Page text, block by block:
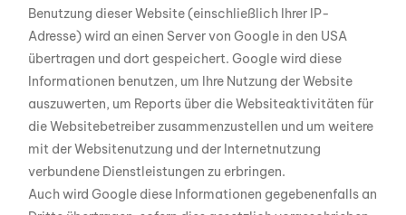
Benutzung dieser Website (einschließlich Ihrer IP-
Adresse) wird an einen Server von Google in den USA
übertragen und dort gespeichert. Google wird diese
Informationen benutzen, um Ihre Nutzung der Website
auszuwerten, um Reports über die Websiteaktivitäten für
die Websitebetreiber zusammenzustellen und um weitere
mit der Websitenutzung und der Internetnutzung
verbundene Dienstleistungen zu erbringen.
Auch wird Google diese Informationen gegebenenfalls an